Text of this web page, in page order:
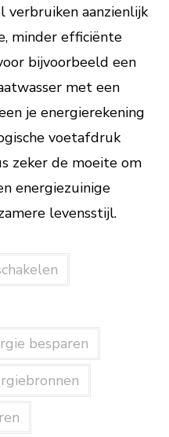
verbruiken aanzienlijk
minder efficiënte
bijvoorbeeld een
met een
je energierekening
voetafdruk
zeker de moeite om
energiezuinige
levensstijl.
besparen